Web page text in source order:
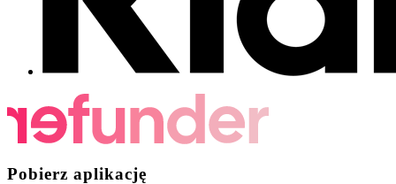
Pobierz aplikację